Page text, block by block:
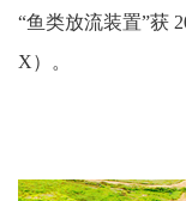
“鱼类放流装置”获
X）。